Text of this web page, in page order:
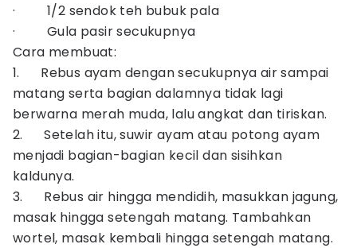
· 1/2 sendok teh bubuk pala
· Gula pasir secukupnya
Cara membuat:
1. Rebus ayam dengan secukupnya air sampai
matang serta bagian dalamnya tidak lagi
berwarna merah muda, lalu angkat dan tiriskan.
2. Setelah itu, suwir ayam atau potong ayam
menjadi bagian-bagian kecil dan sisihkan
kaldunya.
3. Rebus air hingga mendidih, masukkan jagung,
masak hingga setengah matang. Tambahkan
wortel, masak kembali hingga setengah matang.